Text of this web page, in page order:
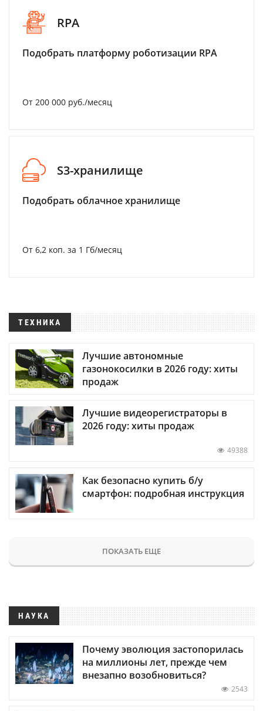
RPA
Подобрать платформу роботизации RPA
От 200 000 руб./месяц
S3-хранилище
Подобрать облачное хранилище
От 6,2 коп. за 1 Гб/месяц
ТЕХНИКА
Лучшие автономные
газонокосилки в 2026 году: хиты
продаж
Лучшие видеорегистраторы в
2026 году: хиты продаж
49388
Как безопасно купить б/у
смартфон: подробная инструкция
ПОКАЗАТЬ ЕЩЕ
НАУКА
Почему эволюция застопорилась
на миллионы лет, прежде чем
внезапно возобновиться?
2543